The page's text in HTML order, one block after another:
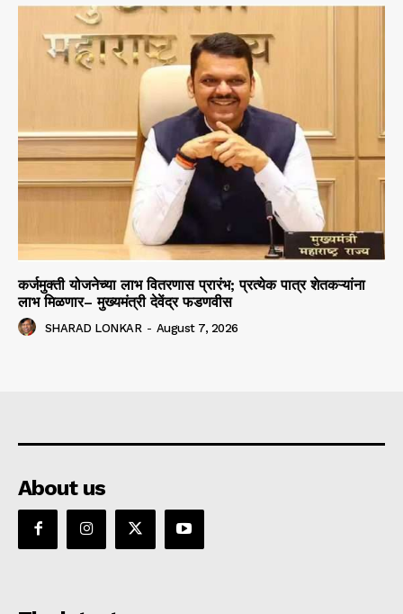
कर्जमुक्ती योजनेच्या लाभ वितरणास प्रारंभ; प्रत्येक पात्र शेतकऱ्यांना
लाभ मिळणार– मुख्यमंत्री देवेंद्र फडणवीस
SHARAD LONKAR - August 7, 2026
About us